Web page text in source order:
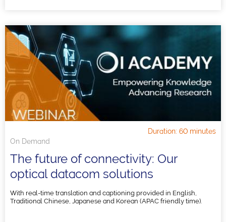
On Demand
Duration: 60 minutes
The future of connectivity: Our
optical datacom solutions
With real-time translation and captioning provided in English,
Traditional Chinese, Japanese and Korean (APAC friendly time).